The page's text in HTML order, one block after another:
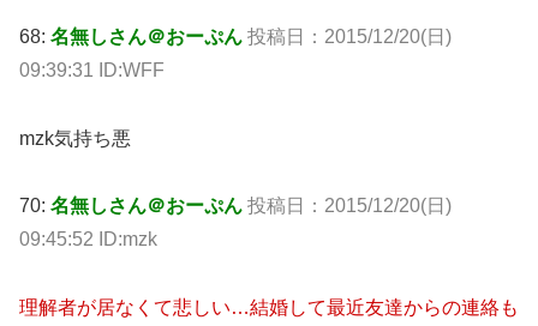
68: 名無しさん＠おーぷん 投稿日：2015/12/20(日)
09:39:31 ID:WFF
mzk気持ち悪
70: 名無しさん＠おーぷん 投稿日：2015/12/20(日)
09:45:52 ID:mzk
理解者が居なくて悲しい…結婚して最近友達からの連絡も